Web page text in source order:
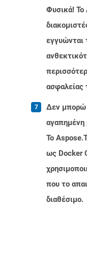
Φυσικά! Το
εγγυώνται
ασφαλείας
Δεν μπορώ
αγαπημένη
Το
ως Docker
που το
διαθέσιμο.